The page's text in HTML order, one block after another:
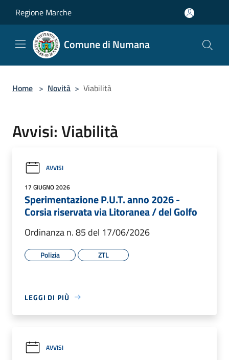
Regione Marche
Comune di Numana
Home > Novità > Viabilità
Avvisi: Viabilità
AVVISI
17 GIUGNO 2026
Sperimentazione P.U.T. anno 2026 -
Corsia riservata via Litoranea / del Golfo
Ordinanza n. 85 del 17/06/2026
Polizia ZTL
LEGGI DI PIÙ
AVVISI